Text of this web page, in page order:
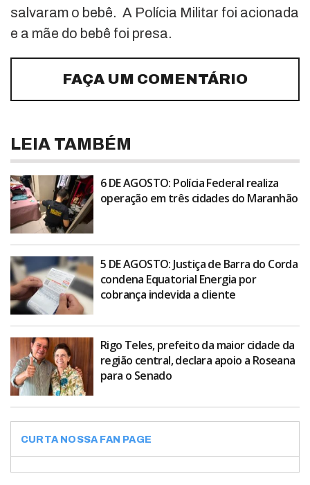
salvaram o bebê. A Polícia Militar foi acionada
e a mãe do bebê foi presa.
FAÇA UM COMENTÁRIO
LEIA TAMBÉM
6 DE AGOSTO: Polícia Federal realiza
operação em três cidades do Maranhão
5 DE AGOSTO: Justiça de Barra do Corda
condena Equatorial Energia por
cobrança indevida a cliente
Rigo Teles, prefeito da maior cidade da
região central, declara apoio a Roseana
para o Senado
CURTA NOSSA FAN PAGE